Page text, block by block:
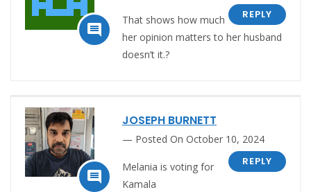

REPLY
That shows how much
her opinion matters to her husband
doesn’t it.?

JOSEPH BURNETT
Posted On October 10, 2024
REPLY
Melania is voting for
Kamala